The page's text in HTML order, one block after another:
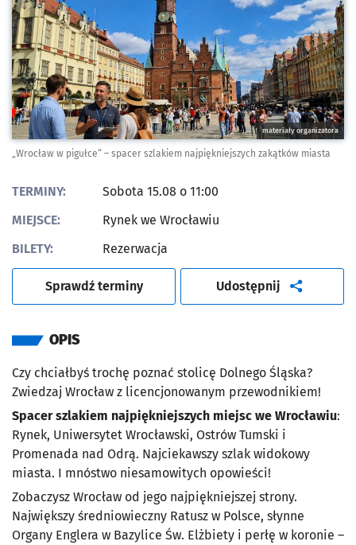
materiały organizatora
„Wrocław w pigułce“ – spacer szlakiem najpiękniejszych zakątków miasta
TERMINY:
Sobota 15.08 o 11:00
MIEJSCE:
Rynek we Wrocławiu
BILETY:
Rezerwacja
Sprawdź terminy Udostępnij artykuł
OPIS
Czy chciałbyś trochę poznać stolicę Dolnego Śląska?
Zwiedzaj Wrocław z licencjonowanym przewodnikiem!
Spacer szlakiem najpiękniejszych miejsc we Wrocławiu:
Rynek, Uniwersytet Wrocławski, Ostrów Tumski i
Promenada nad Odrą. Najciekawszy szlak widokowy
miasta. I mnóstwo niesamowitych opowieści!
Zobaczysz Wrocław od jego najpiękniejszej strony.
Największy średniowieczny Ratusz w Polsce, słynne
Organy Englera w Bazylice Św. Elżbiety i perłę w koronie –